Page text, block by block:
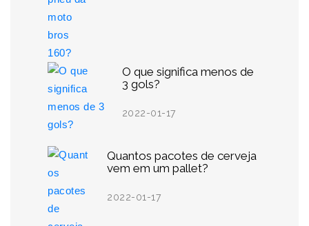
O que significa menos de
3 gols?
2022-01-17
Quantos pacotes de cerveja
vem em um pallet?
2022-01-17